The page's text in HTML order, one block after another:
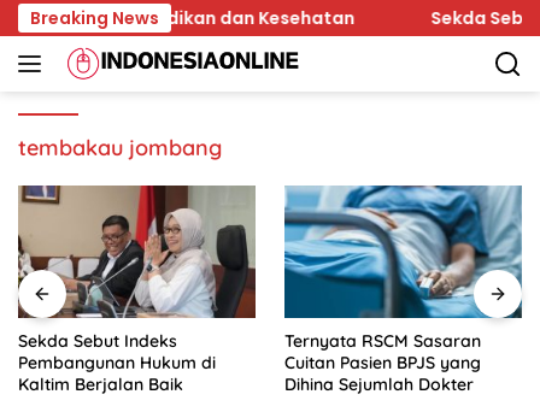
Skip
to
content
Breaking News
Pendidikan dan Kesehatan Sekda Sebut
tembakau jombang
Sekda Sebut Indeks
Pembangunan Hukum di
Kaltim Berjalan Baik
Ternyata RSCM Sasaran
Cuitan Pasien BPJS yang
Dihina Sejumlah Dokter